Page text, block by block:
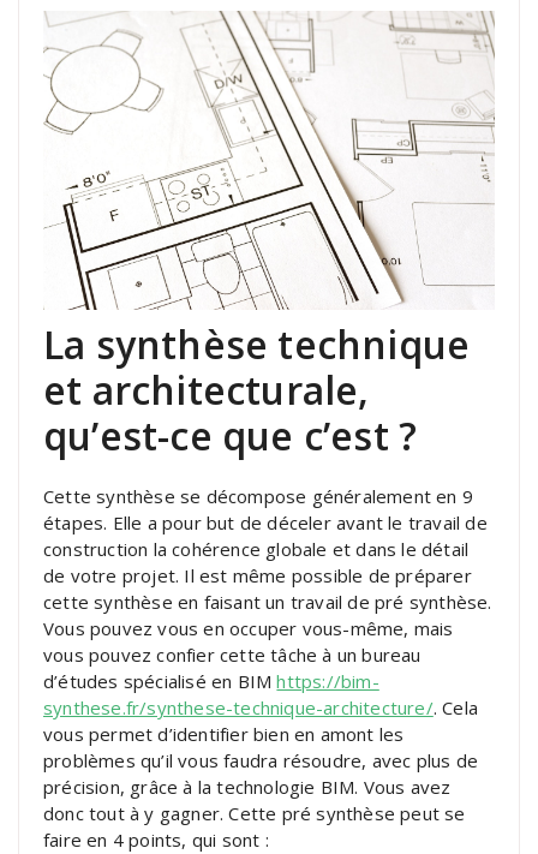
La synthèse technique
et architecturale,
qu’est-ce que c’est ?
Cette synthèse se décompose généralement en 9
étapes. Elle a pour but de déceler avant le travail de
construction la cohérence globale et dans le détail
de votre projet. Il est même possible de préparer
cette synthèse en faisant un travail de pré synthèse.
Vous pouvez vous en occuper vous-même, mais
vous pouvez confier cette tâche à un bureau
d’études spécialisé en BIMhttps://bim-
synthese.fr/synthese-technique-architecture/. Cela
vous permet d’identifier bien en amont les
problèmes qu’il vous faudra résoudre, avec plus de
précision, grâce à la technologie BIM. Vous avez
donc tout à y gagner. Cette pré synthèse peut se
faire en 4 points, qui sont :